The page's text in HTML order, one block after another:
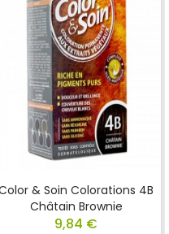
& Soin Colorations 4B
Châtain Brownie
9,84 €